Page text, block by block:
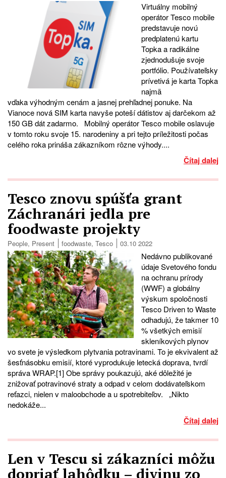
Virtuálny mobilný
operátor Tesco mobile
predstavuje novú
predplatenú kartu
Topka a radikálne
zjednodušuje svoje
portfólio. Používateľsky
prívetivá je karta Topka
najmä
vďaka výhodným cenám a jasnej prehľadnej ponuke. Na
Vianoce nová SIM karta navyše poteší dátistov aj darčekom až
150 GB dát zadarmo. Mobilný operátor Tesco mobile oslavuje
v tomto roku svoje 15. narodeniny a pri tejto príležitosti počas
celého roka prináša zákazníkom rôzne výhody....
Čítaj dalej
Tesco znovu spúšťa grant
Záchranári jedla pre
foodwaste projekty
People, Present foodwaste, Tesco 03.10 2022
Nedávno publikované
údaje Svetového fondu
na ochranu prírody
(WWF) a globálny
výskum spoločnosti
Tesco Driven to Waste
odhadujú, že takmer 10
% všetkých emisií
skleníkových plynov
vo svete je výsledkom plytvania potravinami. To je ekvivalent až
šesťnásobku emisií, ktoré vyprodukuje letecká doprava, tvrdí
správa WRAP.[1] Obe správy poukazujú, aké dôležité je
znižovať potravinové straty a odpad v celom dodávateľskom
reťazci, nielen v maloobchode a u spotrebiteľov. „Nikto
nedokáže...
Čítaj dalej
Len v Tescu si zákazníci môžu
dopriať lahôdku – divinu zo